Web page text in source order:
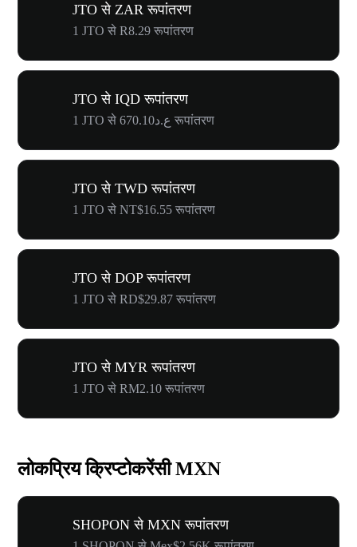
JTO से ZAR रूपांतरण
1 JTO से R8.29 रूपांतरण
JTO से IQD रूपांतरण
1 JTO से ع.د670.10 रूपांतरण
JTO से TWD रूपांतरण
1 JTO से NT$16.55 रूपांतरण
JTO से DOP रूपांतरण
1 JTO से RD$29.87 रूपांतरण
JTO से MYR रूपांतरण
1 JTO से RM2.10 रूपांतरण
लोकप्रिय क्रिप्टोकरेंसी MXN
SHOPON से MXN रूपांतरण